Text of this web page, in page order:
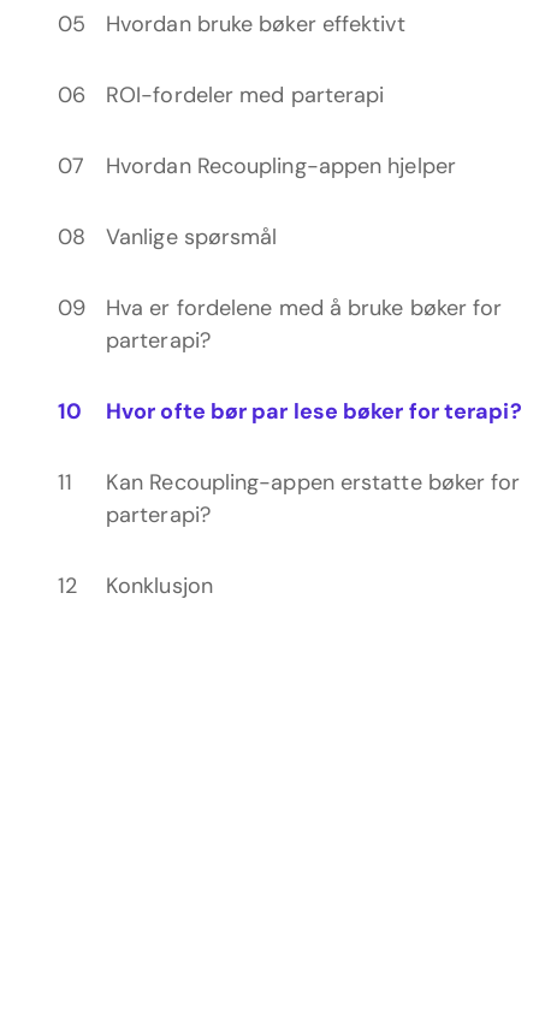
Hvordan bruke bøker effektivt
ROI-fordeler med parterapi
Hvordan Recoupling-appen hjelper
Vanlige spørsmål
Hva er fordelene med å bruke bøker for
parterapi?
Hvor ofte bør par lese bøker for terapi?
Kan Recoupling-appen erstatte bøker for
parterapi?
Konklusjon